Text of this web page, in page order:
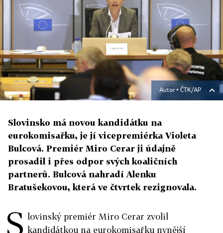
Autor ▪ ČTK/AP
Slovinsko má novou kandidátku na
eurokomisařku, je jí vicepremiérka Violeta
Bulcová. Premiér Miro Cerar ji údajně
prosadil i přes odpor svých koaličních
partnerů. Bulcová nahradí Alenku
Bratušekovou, která ve čtvrtek rezignovala.
S lovinský premiér Miro Cerar zvolil
kandidátkou na eurokomisařku nynější